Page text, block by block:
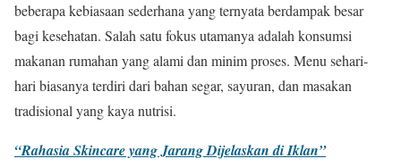
beberapa kebiasaan sederhana yang ternyata berdampak besar
bagi kesehatan. Salah satu fokus utamanya adalah konsumsi
makanan rumahan yang alami dan minim proses. Menu sehari-
hari biasanya terdiri dari bahan segar, sayuran, dan masakan
tradisional yang kaya nutrisi.
“Rahasia Skincare yang Jarang Dijelaskan di Iklan”